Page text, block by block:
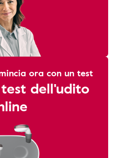
ora con un test
dell'udito